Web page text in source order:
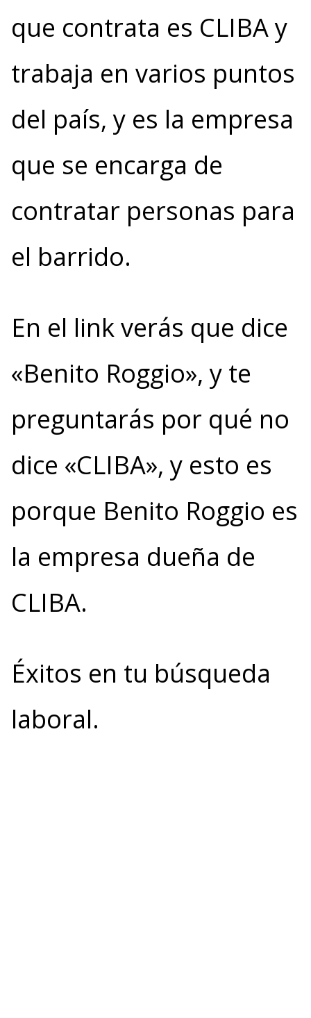
que contrata es CLIBA y
trabaja en varios puntos
del país, y es la empresa
que se encarga de
contratar personas para
el barrido.
En el link verás que dice
«Benito Roggio», y te
preguntarás por qué no
dice «CLIBA», y esto es
porque Benito Roggio es
la empresa dueña de
CLIBA.
Éxitos en tu búsqueda
laboral.